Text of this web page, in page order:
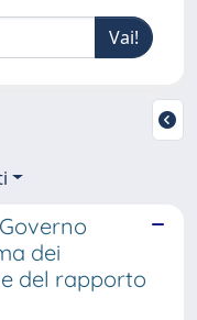
dei
del rapporto